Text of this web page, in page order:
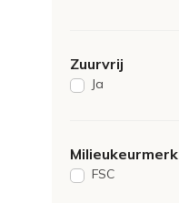
Zuurvrij
Ja
Milieukeurmerk
FSC